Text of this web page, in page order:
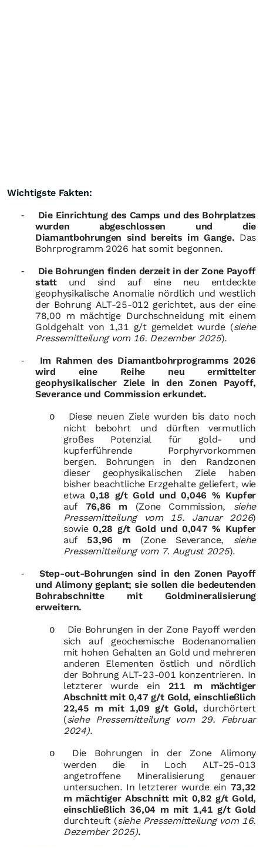
Wichtigste Fakten:
-
Die Einrichtung des Camps und des Bohrplatzes
wurden abgeschlossen und die
Diamantbohrungen sind bereits im Gange. Das
Bohrprogramm 2026 hat somit begonnen.
-
Die Bohrungen finden derzeit in der Zone Payoff
statt
und sind auf eine neu entdeckte
geophysikalische Anomalie nördlich und westlich
der Bohrung ALT-25-012 gerichtet, aus der eine
78,00 m mächtige Durchschneidung mit einem
Goldgehalt von 1,31 g/t gemeldet wurde (siehe
Pressemitteilung vom 16. Dezember 2025).
-
Im Rahmen des Diamantbohrprogramms 2026
wird eine Reihe neu ermittelter
geophysikalischer Ziele in den Zonen Payoff,
Severance und Commission erkundet.
o
Diese neuen Ziele wurden bis dato noch
nicht bebohrt und dürften vermutlich
großes Potenzial für gold- und
kupferführende Porphyrvorkommen
bergen.
Bohrungen in den Randzonen
dieser geophysikalischen Ziele haben
bisher beachtliche Erzgehalte geliefert, wie
etwa 0,18 g/t Gold und 0,046 % Kupfer
auf
76,86 m (Zone Commission,
siehe
Pressemitteilung vom 15. Januar 2026)
sowie 0,28 g/t Gold und 0,047 % Kupfer
auf
53,96 m (Zone Severance,
siehe
Pressemitteilung vom 7. August 2025).
-
Step-out-Bohrungen sind in den Zonen Payoff
und Alimony geplant; sie sollen die bedeutenden
Bohrabschnitte mit Goldmineralisierung
erweitern.
o
Die Bohrungen in der Zone Payoff werden
sich auf geochemische Bodenanomalien
mit hohen Gehalten an Gold und mehreren
anderen Elementen östlich und nördlich
der Bohrung ALT-23-001 konzentrieren. In
letzterer wurde ein
211 m mächtiger
Abschnitt mit 0,47 g/t Gold, einschließlich
22,45 m mit 1,09 g/t Gold, durchörtert
(siehe Pressemitteilung vom 29. Februar
2024).
o
Die Bohrungen in der Zone Alimony
werden die in Loch ALT-25-013
angetroffene Mineralisierung genauer
untersuchen. In letzterer wurde ein 73,32
m mächtiger Abschnitt mit 0,82 g/t Gold,
einschließlich 36,04 m mit 1,41 g/t Gold
durchteuft (siehe Pressemitteilung vom 16.
Dezember 2025).